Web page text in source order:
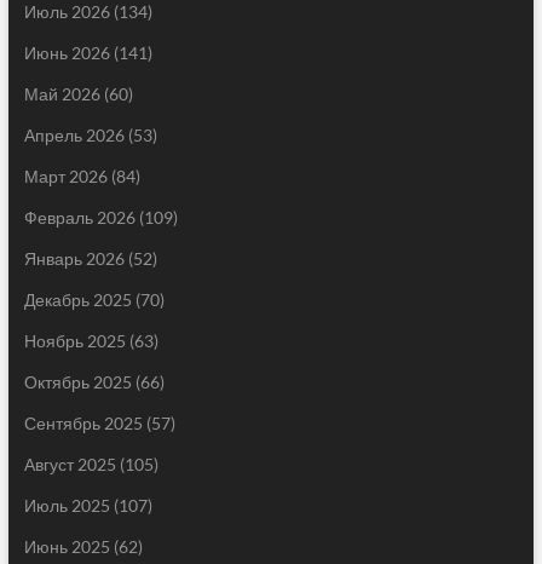
Июль 2026(134)
Июнь 2026(141)
Май 2026(60)
Апрель 2026(53)
Март 2026(84)
Февраль 2026(109)
Январь 2026(52)
Декабрь 2025 (70)
Ноябрь 2025 (63)
Октябрь 2025 (66)
Сентябрь 2025 (57)
Август 2025 (105)
Июль 2025 (107)
Июнь 2025 (62)